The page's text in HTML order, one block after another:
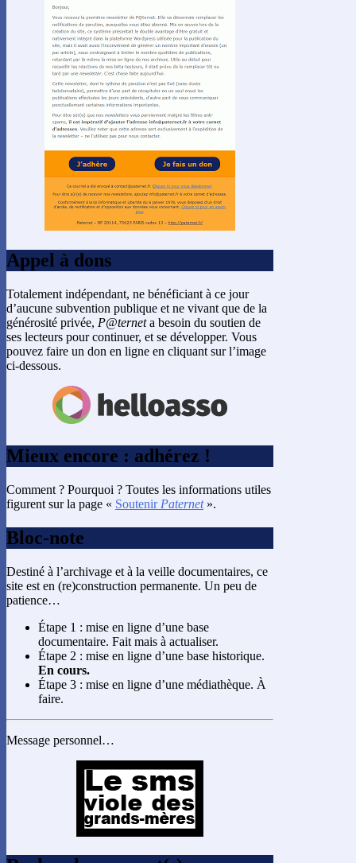
Appel à dons
Totalement indépendant, ne bénéficiant à ce jour
d’aucune subvention publique et ne vivant que de la
générosité privée, P@terneta besoin du soutien de
ses lecteurs pour continuer, et se développer. Vous
pouvez faire un don en ligne en cliquant sur l’image
ci-dessous.
Mieux encore : adhérez !
Comment ? Pourquoi ? Toutes les informations utiles
figurent sur la page « Soutenir Paternet».
Bloc-note
Destiné à l’archivage et à la veille documentaires, ce
site est en (re)construction permanente. Un peu de
patience…
Étape 1 : mise en ligne d’une base
documentaire. Fait mais à actualiser.
Étape 2 : mise en ligne d’une base historique.
En cours.
Étape 3 : mise en ligne d’une médiathèque. À
faire.
Message personnel…